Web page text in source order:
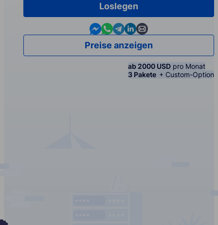
Loslegen
Contact us in Messenger
Contact us in WhatsApp
Contact us in Telegram
Contact us in Linkedin
Contact us by email
Preise anzeigen
ab 2000 USD pro Monat
3 Pakete + Custom-Option